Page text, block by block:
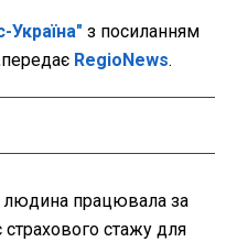
Україна" з посиланням
RegioNews.
працювала за
страхового стажу для